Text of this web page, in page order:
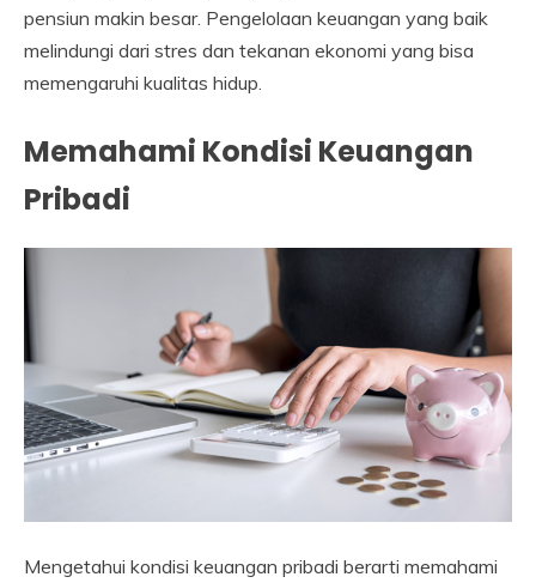
pensiun makin besar. Pengelolaan keuangan yang baik
melindungi dari stres dan tekanan ekonomi yang bisa
memengaruhi kualitas hidup.
Memahami Kondisi Keuangan
Pribadi
Mengetahui kondisi keuangan pribadi berarti memahami